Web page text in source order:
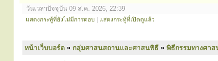
วันเวลาปัจจุบัน 09 ส.ค. 2026, 22:39
แสดงกระทู้ที่ยังไม่มีการตอบ แสดงกระทู้ที่เปิดดูแล้ว
หน้าเว็บบอร์ด » กลุ่มศาสนสถานและศาสนพิธี » พิธีกรรมทางศา